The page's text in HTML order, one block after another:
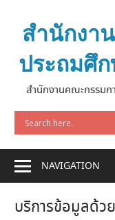
contentสำนักงา
ประถมศึ
สำนักงานคณะกรรมก
NAVIGATION
บริการข้อมูลด้ว